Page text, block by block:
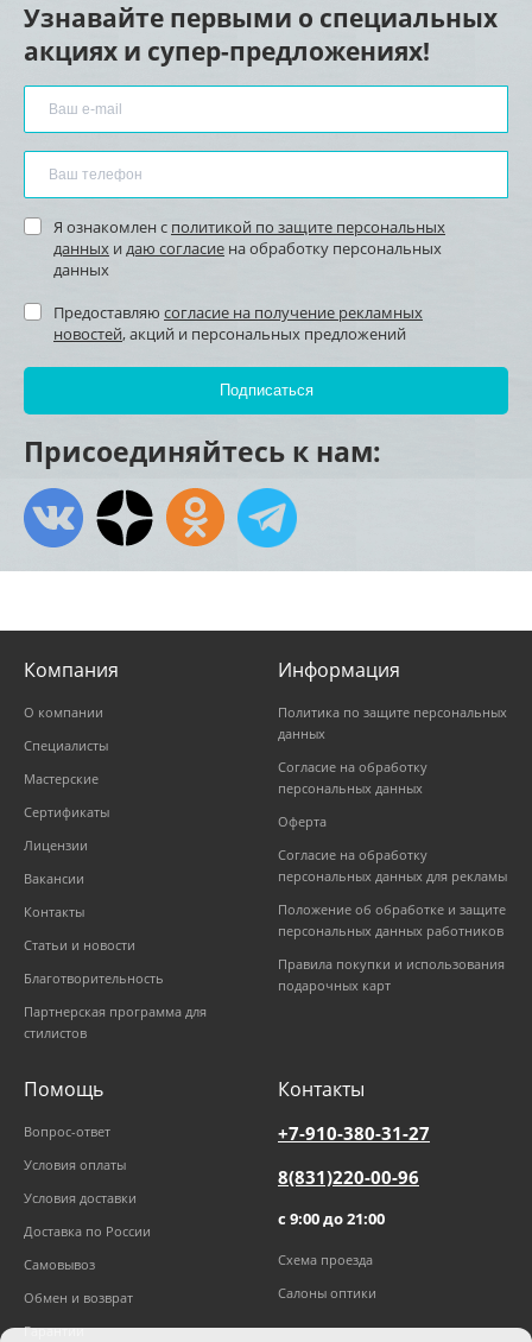
Узнавайте первыми о специальных
акциях и супер-предложениях!
Я ознакомлен с политикой по защите персональных
данных и даю согласие на обработку персональных
данных
Предоставляю согласие на получение рекламных
новостей, акций и персональных предложений
Присоединяйтесь к нам:
Компания
О компании
Специалисты
Мастерские
Сертификаты
Лицензии
Вакансии
Контакты
Статьи и новости
Благотворительность
Партнерская программа для
стилистов
Информация
Политика по защите персональных
данных
Согласие на обработку
персональных данных
Оферта
Согласие на обработку
персональных данных для рекламы
Положение об обработке и защите
персональных данных работников
Правила покупки и использования
подарочных карт
Помощь
Вопрос-ответ
Условия оплаты
Условия доставки
Доставка по России
Самовывоз
Обмен и возврат
Гарантии
Контакты
+7-910-380-31-27
8(831)220-00-96
с 9:00 до 21:00
Схема проезда
Салоны оптики